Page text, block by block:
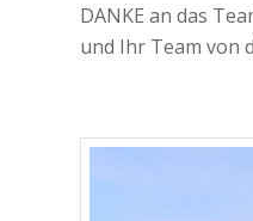
DANKE an das
und Ihr Team von